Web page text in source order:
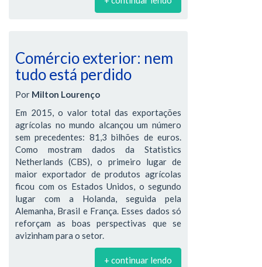
Comércio exterior: nem
tudo está perdido
Por Milton Lourenço
Em 2015, o valor total das exportações
agrícolas no mundo alcançou um número
sem precedentes: 81,3 bilhões de euros.
Como mostram dados da Statistics
Netherlands (CBS), o primeiro lugar de
maior exportador de produtos agrícolas
ficou com os Estados Unidos, o segundo
lugar com a Holanda, seguida pela
Alemanha, Brasil e França. Esses dados só
reforçam as boas perspectivas que se
avizinham para o setor.
+ continuar lendo